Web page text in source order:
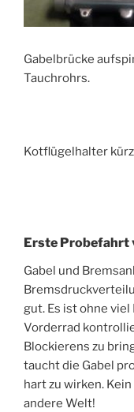
Gabelbrücke
Tauchrohrs.
Kotflügelhalter
Erste Probefahrt
Gabel und
gut. Es ist ohne
Vorderrad
Blockierens zu
taucht die Gabel
hart zu wirken.
andere Welt!